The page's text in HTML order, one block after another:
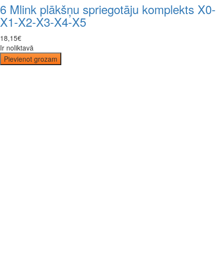
6 Mlink plākšņu spriegotāju komplekts X0-
X1-X2-X3-X4-X5
18,15€
Ir noliktavā
Pievienot grozam